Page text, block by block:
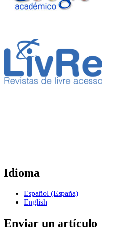
Idioma
Español (España)
English
Enviar un artículo